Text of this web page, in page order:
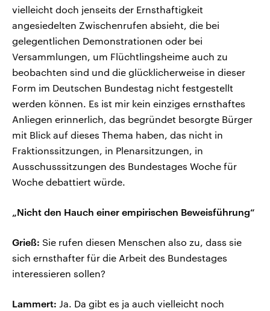
vielleicht doch jenseits der Ernsthaftigkeit
angesiedelten Zwischenrufen absieht, die bei
gelegentlichen Demonstrationen oder bei
Versammlungen, um Flüchtlingsheime auch zu
beobachten sind und die glücklicherweise in dieser
Form im Deutschen Bundestag nicht festgestellt
werden können. Es ist mir kein einziges ernsthaftes
Anliegen erinnerlich, das begründet besorgte Bürger
mit Blick auf dieses Thema haben, das nicht in
Fraktionssitzungen, in Plenarsitzungen, in
Ausschusssitzungen des Bundestages Woche für
Woche debattiert würde.
„Nicht den Hauch einer empirischen Beweisführung“
Grieß: Sie rufen diesen Menschen also zu, dass sie
sich ernsthafter für die Arbeit des Bundestages
interessieren sollen?
Lammert: Ja. Da gibt es ja auch vielleicht noch